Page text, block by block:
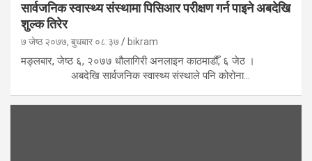
सार्वजनिक स्वास्थ्य संस्थामा पिसिआर परीक्षण गर्न पाइने अबदेखि
शुल्क तिरेर
७ जेष्ठ २०७७, बुधबार ०८:३७ bikram
मङ्लबार, जेष्ठ ६, २०७७ धौलागिरी अनलाइन काठमाडौँ, ६ जेठ ।
अबदेखि सार्वजनिक स्वास्थ्य संस्थाले पनि कोरोना…